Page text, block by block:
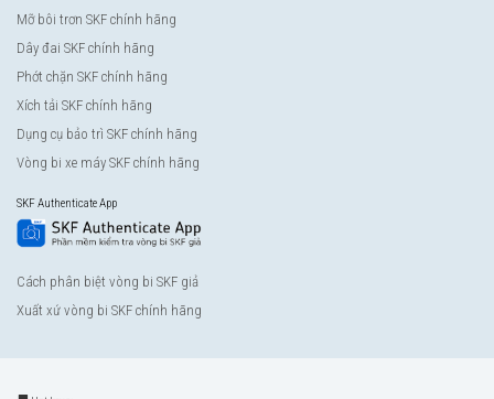
Mỡ bôi trơn SKF chính hãng
Dây đai SKF chính hãng
Phớt chặn SKF chính hãng
Xích tải SKF chính hãng
Dụng cụ bảo trì SKF chính hãng
Vòng bi xe máy SKF chính hãng
SKF Authenticate App
Cách phân biệt vòng bi SKF giả
Xuất xứ vòng bi SKF chính hãng